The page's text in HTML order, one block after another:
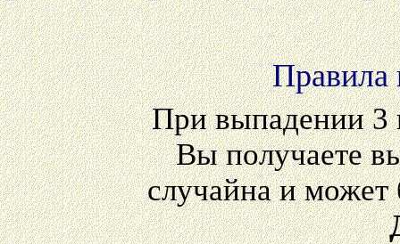
Правила
При выпадении 3
Вы получаете
случайна и